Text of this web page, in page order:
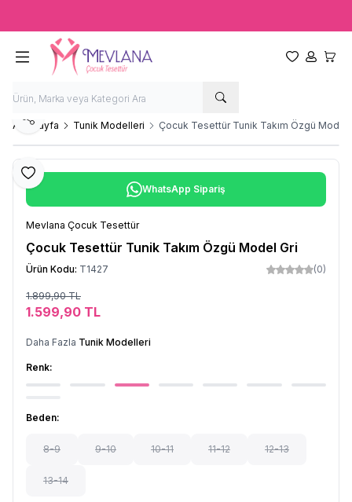
Favorilerim
Hesabım
Ana Sayfa Tunik Modelleri Çocuk Tesettür Tunik Takım Özgü Model
Favoriye Ekle
Paylaş
WhatsApp Sipariş
Mevlana Çocuk Tesettür
Çocuk Tesettür Tunik Takım Özgü Model Gri
Ürün Kodu: T1427 (0)
1.899,90TL
1.599,90 TL
Daha Fazla Tunik Modelleri
Renk:
Beden:
8-9 9-10 10-11 11-12 12-13
13-14